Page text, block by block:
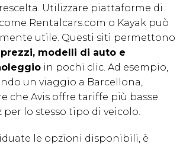
Utilizzare piattaforme di
Rentalcars.com o Kayak può
utile. Questi siti permettono
modelli di auto e
in pochi clic. Ad esempio,
un viaggio a Barcellona,
che Avis offre tariffe più basse
per lo stesso tipo di veicolo.
le opzioni disponibili, è